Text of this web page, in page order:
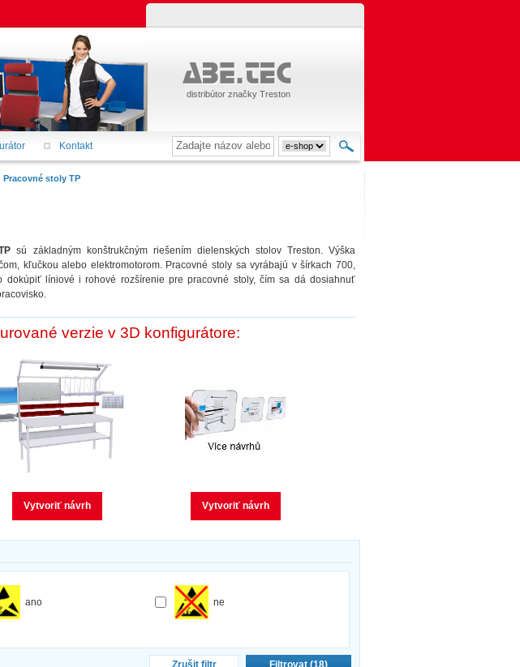
Pracovné stoly TP
sú základným konštrukčným riešením dielenských stolov Treston. Výška
kľučkou alebo elektromotorom. Pracovné stoly sa vyrábajú v šírkach 700,
dokúpiť líniové i rohové rozšírenie pre pracovné stoly, čím sa dá dosiahnuť
verzie v 3D konfigurátore:
Vytvoriť návrh Vytvoriť návrh
ano ne
distribútor značky Treston
Kontakt